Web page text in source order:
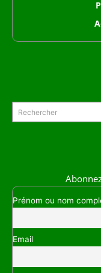
Rechercher
Prénom ou nom
Email